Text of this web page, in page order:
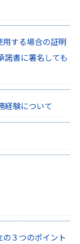
する場合の証明
諾書に署名しても
経験について
３つのポイント